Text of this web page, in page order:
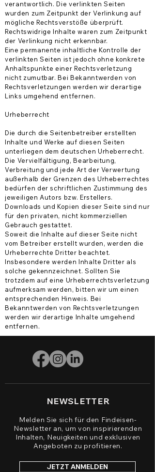
verantwortlich. Die verlinkten Seiten
wurden zum Zeitpunkt der Verlinkung auf
mögliche Rechtsverstöße überprüft.
Rechtswidrige Inhalte waren zum Zeitpunkt
der Verlinkung nicht erkennbar.
Eine permanente inhaltliche Kontrolle der
verlinkten Seiten ist jedoch ohne konkrete
Anhaltspunkte einer Rechtsverletzung
nicht zumutbar. Bei Bekanntwerden von
Rechtsverletzungen werden wir derartige
Links umgehend entfernen.
Urheberrecht
Die durch die Seitenbetreiber erstellten
Inhalte und Werke auf diesen Seiten
unterliegen dem deutschen Urheberrecht.
Die Vervielfältigung, Bearbeitung,
Verbreitung und jede Art der Verwertung
außerhalb der Grenzen des Urheberrechtes
bedürfen der schriftlichen Zustimmung des
jeweiligen Autors bzw. Erstellers.
Downloads und Kopien dieser Seite sind nur
für den privaten, nicht kommerziellen
Gebrauch gestattet.
Soweit die Inhalte auf dieser Seite nicht
vom Betreiber erstellt wurden, werden die
Urheberrechte Dritter beachtet.
Insbesondere werden Inhalte Dritter als
solche gekennzeichnet. Sollten Sie
trotzdem auf eine Urheberrechtsverletzung
aufmerksam werden, bitten wir um einen
entsprechenden Hinweis. Bei
Bekanntwerden von Rechtsverletzungen
werden wir derartige Inhalte umgehend
entfernen.
JETZT ANMELDEN
NEWSLETTER
Melden Sie sich für den Findeisen-
Newsletter an, um von inspirierenden
Inhalten, Neuigkeiten und exklusiven
Angeboten zu profitieren.